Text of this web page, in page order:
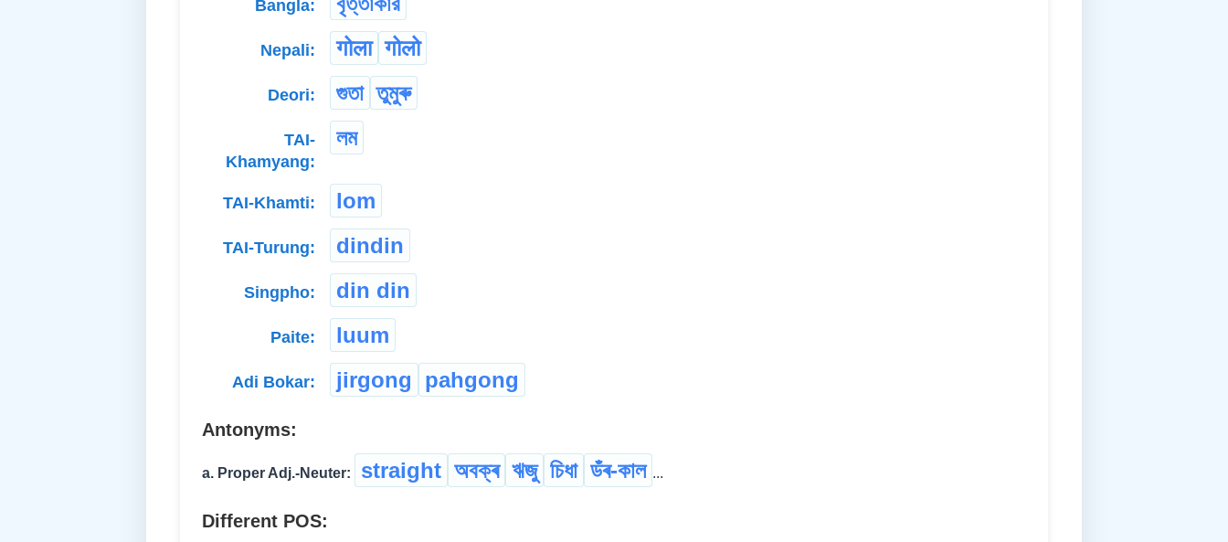
Bangla:
Nepali: गोला गोलो
Deori: গুতা তুমুৰু
TAI-
Khamyang:
লম
TAI-Khamti: lom
TAI-Turung: dindin
Singpho: din din
Paite: luum
Adi Bokar: jirgong pahgong
Antonyms:
a. Proper Adj.-Neuter: straight অবক্ৰ ঋজু চিধা ডঁৰ-কাল ...
Different POS: